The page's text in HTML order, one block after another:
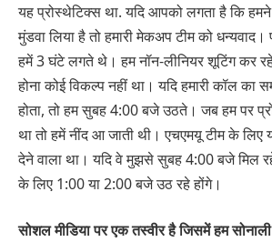
यह प्रोस्थेटिक्स था. यदि आपको लगता है कि
मुंडवा लिया है तो हमारी मेकअप टीम को
हमें 3 घंटे लगते थे। हम नॉन-लीनियर शूटिंग कर
होना कोई विकल्प नहीं था। यदि हमारी कॉल
होता, तो हम सुबह 4:00 बजे उठते। जब हम पर
था तो हमें नींद आ जाती थी। एचएमयू टीम के
देने वाला था। यदि वे मुझसे सुबह 4:00 बजे मिल
के लिए 1:00 या 2:00 बजे उठ रहे होंगे।
सोशल मीडिया पर एक तस्वीर है जिसमें हम